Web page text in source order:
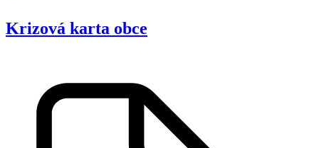
Krizová karta obce